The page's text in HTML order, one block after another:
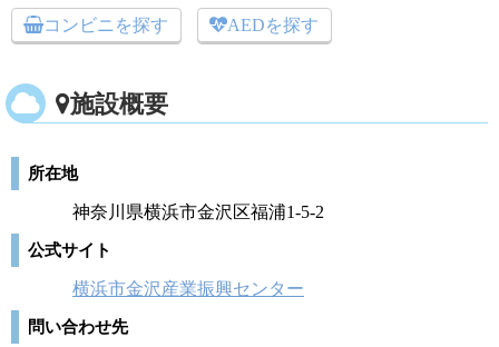
コンビニを探す AEDを探す
施設概要
所在地
神奈川県横浜市金沢区福浦1-5-2
公式サイト
横浜市金沢産業振興センター
問い合わせ先